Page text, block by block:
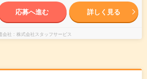
応募へ進む 詳しく見る
会社 株式会社スタッフサービス